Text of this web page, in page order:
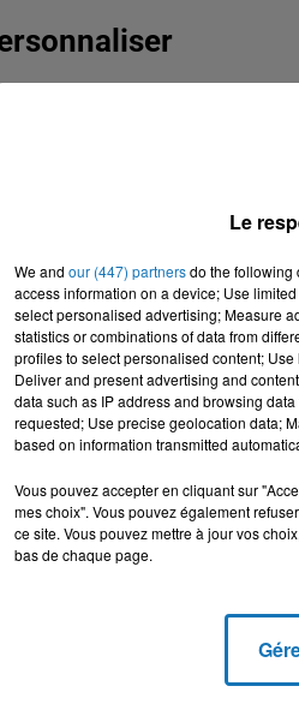
À RECHERCHER
Le
We and our (447) partnersdo the following
access information on a device; Use
select personalised advertising; Measure
statistics or combinations of data from
profiles to select personalised content;
Deliver and present advertising and
data such as IP address and browsing
requested; Use precise geolocation data;
based on information transmitted
Vous pouvez accepter en cliquant sur
mes choix". Vous pouvez également
ce site. Vous pouvez mettre à jour vos
bas de chaque page.